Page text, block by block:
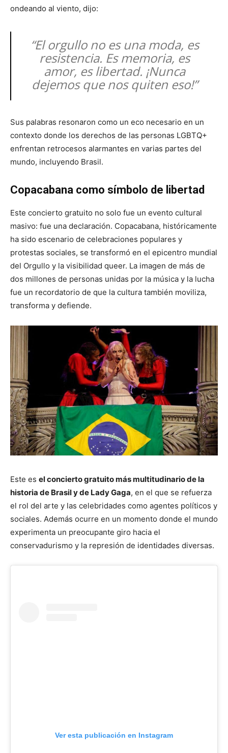
ondeando al viento, dijo:
“El orgullo no es una moda, es
resistencia. Es memoria, es
amor, es libertad. ¡Nunca
dejemos que nos quiten eso!”
Sus palabras resonaron como un eco necesario en un
contexto donde los derechos de las personas LGBTQ+
enfrentan retrocesos alarmantes en varias partes del
mundo, incluyendo Brasil.
Copacabana como símbolo de libertad
Este concierto gratuito no solo fue un evento cultural
masivo: fue una declaración. Copacabana, históricamente
ha sido escenario de celebraciones populares y
protestas sociales, se transformó en el epicentro mundial
del Orgullo y la visibilidad queer. La imagen de más de
dos millones de personas unidas por la música y la lucha
fue un recordatorio de que la cultura también moviliza,
transforma y defiende.
Este es el concierto gratuito más multitudinario de la
historia de Brasil y de Lady Gaga, en el que se refuerza
el rol del arte y las celebridades como agentes políticos y
sociales. Además ocurre en un momento donde el mundo
experimenta un preocupante giro hacia el
conservadurismo y la represión de identidades diversas.
Ver esta publicación en Instagram